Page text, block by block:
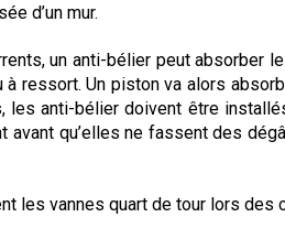
d’un mur.
un anti-bélier peut absorber
ressort. Un piston va alors
les anti-bélier doivent être
avant qu’elles ne fassent des
les vannes quart de tour lors des